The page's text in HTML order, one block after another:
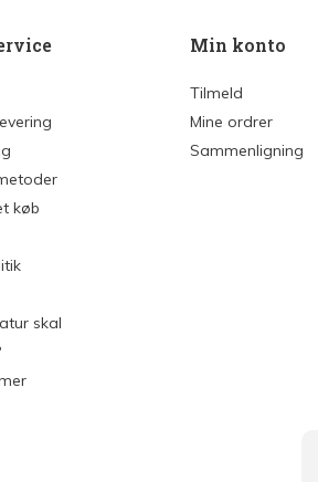
køb
skal
Min konto
Tilmeld
Mine ordrer
Sammenligning